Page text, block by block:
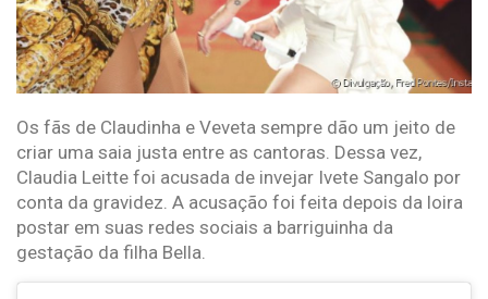
Os fãs de Claudinha e Veveta sempre dão um jeito de
criar uma saia justa entre as cantoras. Dessa vez,
Claudia Leitte foi acusada de invejar Ivete Sangalo por
conta da gravidez. A acusação foi feita depois da loira
postar em suas redes sociais a barriguinha da
gestação da filha Bella.